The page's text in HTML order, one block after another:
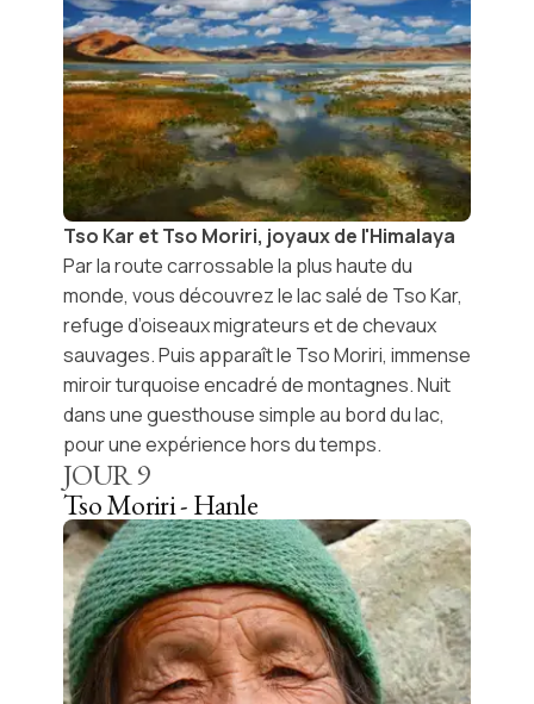
Tso Kar et Tso Moriri, joyaux de l'Himalaya
Par la route carrossable la plus haute du
monde, vous découvrez lelac salé de Tso Kar,
refuge d’oiseaux migrateurs et de chevaux
sauvages. Puis apparaît le Tso Moriri, immense
miroir turquoise encadré de montagnes. Nuit
dans une guesthouse simple au bord du lac,
pour une expérience hors du temps.
JOUR9
Tso Moriri - Hanle